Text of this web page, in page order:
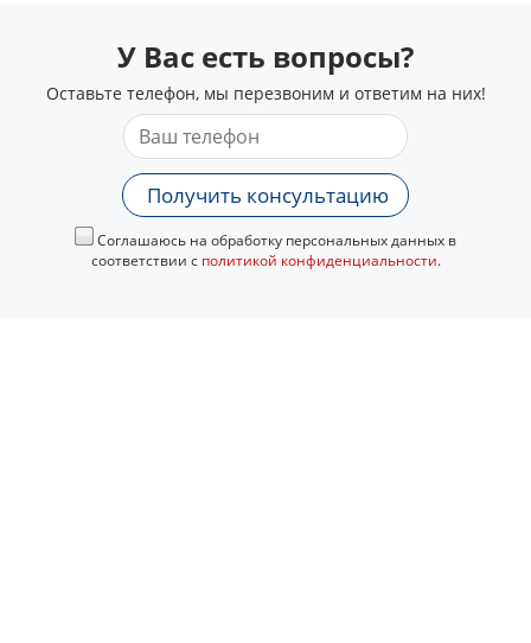
У Вас есть вопросы?
Оставьте телефон, мы перезвоним и ответим на них!
Получить консультацию
Соглашаюсь на обработку персональных данных в
соответствии с политикой конфиденциальности.